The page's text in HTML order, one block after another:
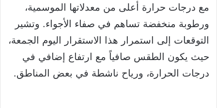
مع درجات حرارة أعلى من معدلاتها الموسمية،
ورطوبة منخفضة تساهم في صفاء الأجواء. وتشير
التوقعات إلى استمرار هذا الاستقرار اليوم الجمعة،
حيث يكون الطقس صافياً مع ارتفاع إضافي في
درجات الحرارة، ورياح ناشطة في بعض المناطق.